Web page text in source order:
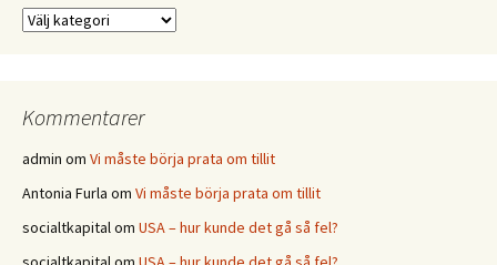
Kategorier
Kommentarer
admin om Vi måste börja prata om tillit
Antonia Furla om Vi måste börja prata om tillit
socialtkapitalom USA – hur kunde det gå så fel?